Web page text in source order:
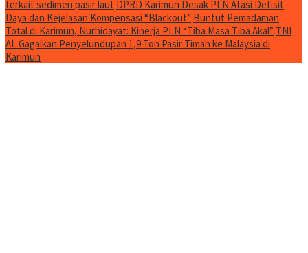
terkait sedimen pasir laut DPRD Karimun Desak PLN Atasi Defisit
Daya dan Kejelasan Kompensasi “Blackout” Buntut Pemadaman
Total di Karimun, Nurhidayat: Kinerja PLN “Tiba Masa Tiba Akal” TNI
AL Gagalkan Penyelundupan 1,9 Ton Pasir Timah ke Malaysia di
Karimun